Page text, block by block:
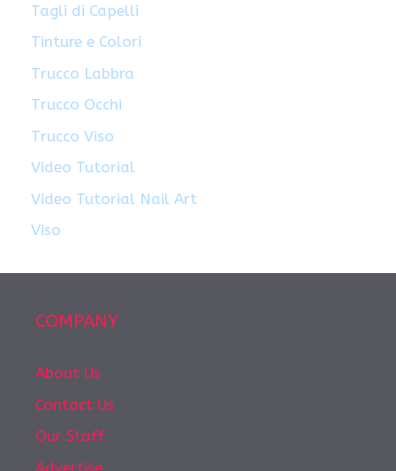
Tagli di Capelli
Tinture e Colori
Trucco Labbra
Trucco Occhi
Trucco Viso
Video Tutorial
Video Tutorial Nail Art
Viso
COMPANY
About Us
Contact Us
Our Staff
Advertise